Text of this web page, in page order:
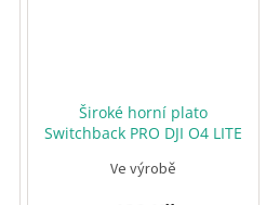
Široké horní plato
Switchback PRO DJI O4 LITE
Ve výrobě